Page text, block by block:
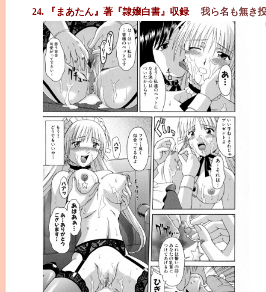
24. 『まあたん』著『隷嬢白書』収録
我ら名も無き